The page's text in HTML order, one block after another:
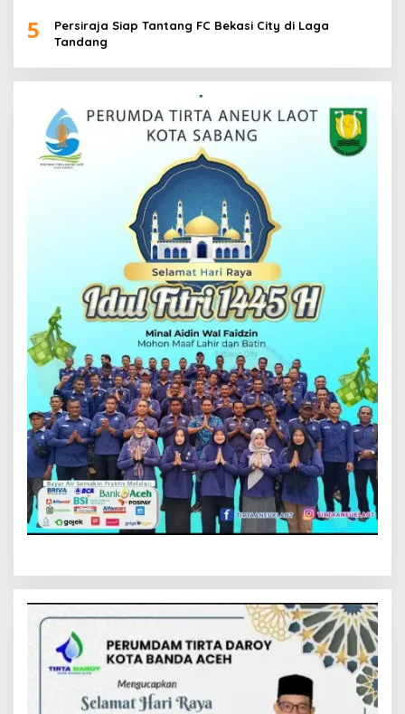
5
Persiraja Siap Tantang FC Bekasi City di Laga
Tandang